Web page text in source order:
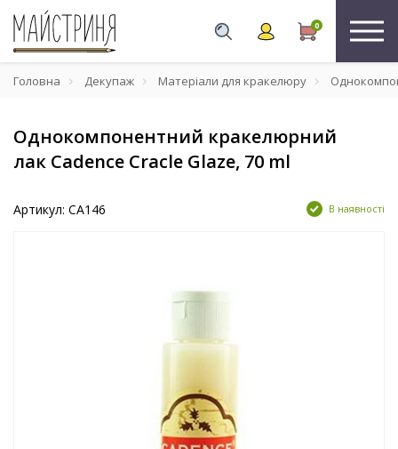
0
Головна Декупаж Матеріали для кракелюру
Однокомпонентний кракелюрний
лак Cadence Cracle Glaze, 70 ml
Артикул: CA146 В наявності